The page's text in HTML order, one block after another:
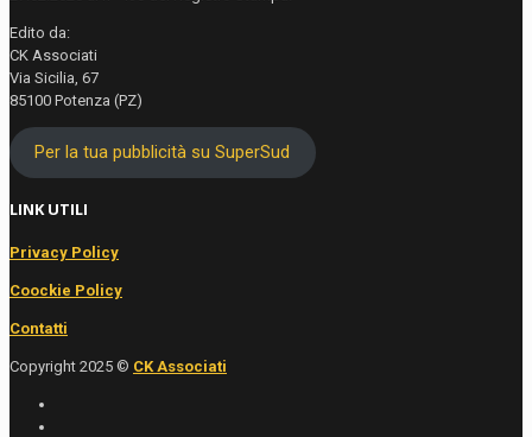
Edito da:
CK Associati
Via Sicilia, 67
85100 Potenza (PZ)
Per la tua pubblicità su SuperSud
LINK UTILI
Privacy Policy
Coockie Policy
Contatti
Copyright 2025 © CK Associati